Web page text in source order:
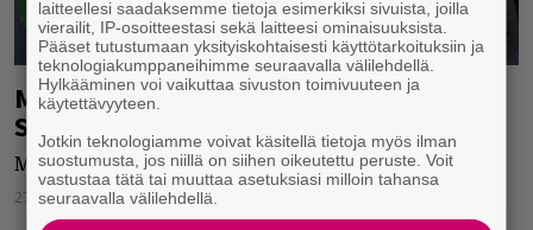
Maailma kylässä -festivaali muuttaa
Suvilahteen ja hakee uutta nimeä
Maailma kylässä muuttuu.
27.04.2020 Jarkko Fräntilä
laitteellesi saadaksemme tietoja esimerkiksi sivuista, joilla
vierailit, IP-osoitteestasi sekä laitteesi ominaisuuksista.
Pääset tutustumaan yksityiskohtaisesti käyttötarkoituksiin ja
teknologiakumppaneihimme seuraavalla välilehdellä.
Hylkääminen voi vaikuttaa sivuston toimivuuteen ja
käytettävyyteen.
Jotkin teknologiamme voivat käsitellä tietoja myös ilman
suostumusta, jos niillä on siihen oikeutettu peruste. Voit
vastustaa tätä tai muuttaa asetuksiasi milloin tahansa
seuraavalla välilehdellä.